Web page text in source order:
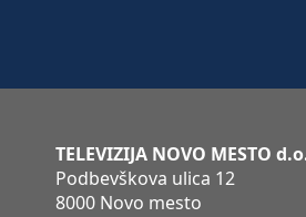
TELEVIZIJA NOVO MESTO
Podbevškova ulica 12
8000 Novo mesto